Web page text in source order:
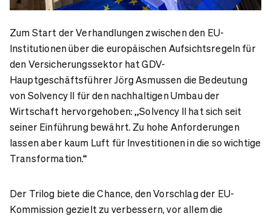
Zum Start der Verhandlungen zwischen den EU-
Institutionen über die europäischen Aufsichtsregeln für
den Versicherungssektor hat GDV-
Hauptgeschäftsführer Jörg Asmussen die Bedeutung
von Solvency II für den nachhaltigen Umbau der
Wirtschaft hervorgehoben: „Solvency II hat sich seit
seiner Einführung bewährt. Zu hohe Anforderungen
lassen aber kaum Luft für Investitionen in die so wichtige
Transformation.“
Der Trilog biete die Chance, den Vorschlag der EU-
Kommission gezielt zu verbessern, vor allem die